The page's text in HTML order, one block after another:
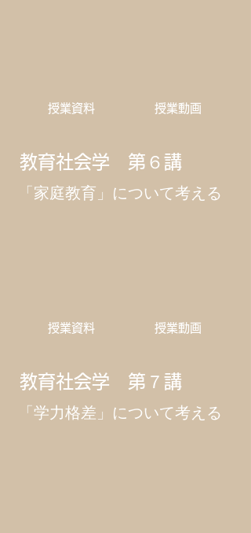
​授業資料 ​授業動画
教育社会学 第６講
「家庭教育」について考える
​授業資料 ​授業動画
教育社会学 第７講
「学力格差」について考える